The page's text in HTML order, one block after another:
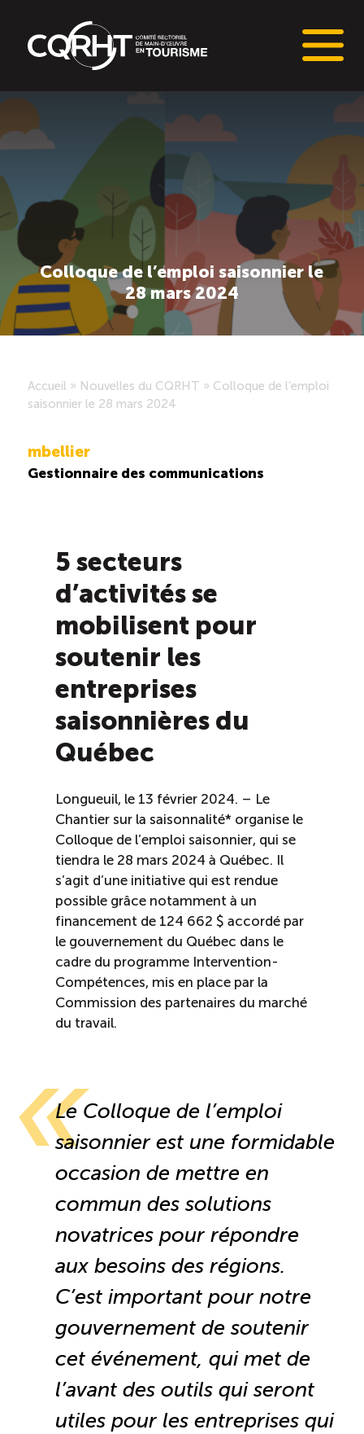
Connaissances stratégiques
Informations sur le marché du travail (IMT)
Tableaux de bord de l’industrie touristique
Main-d’oeuvre en tourisme
Le pôle IMT
Saisonnalité des emplois
Outils et ressources
Balados
Diffusion d’offres d’emploi en ligne
Programmes d’aide et subventions
Recrutement de travailleurs étrangers
Compétences et formations
Nouvelles formations
Formation sur mesure
Programme EMERIT
Cuisinier : alternance travail-étude
Reconnaissance des compétences
Initiatives
Destination IA
Diagnostic Nord-du-Québec
Programme de francisation
Métiers et carrières en tourisme
Colloque de l’emploi saisonnier le
28 mars 2024
Accueil » Nouvelles du CQRHT » Colloque de l’emploi
saisonnier le 28 mars 2024
mbellier
Gestionnaire des communications
5 secteurs
d’activités se
mobilisent pour
soutenir les
entreprises
saisonnières du
Québec
Longueuil, le 13 février 2024. – Le
Chantier sur la saisonnalité* organise le
Colloque de l’emploi saisonnier, qui se
tiendra le 28 mars 2024 à Québec. Il
s’agit d’une initiative qui est rendue
possible grâce notamment à un
financement de 124 662 $ accordé par
le gouvernement du Québec dans le
cadre du programme Intervention-
Compétences, mis en place par la
Commission des partenaires du marché
du travail.
Le Colloque de l’emploi
saisonnier est une formidable
occasion de mettre en
commun des solutions
novatrices pour répondre
aux besoins des régions.
C’est important pour notre
gouvernement de soutenir
cet événement, qui met de
l’avant des outils qui seront
utiles pour les entreprises qui